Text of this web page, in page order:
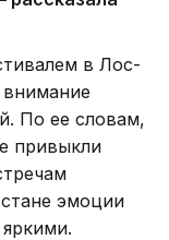
в Лос-
По ее словам,
привыкли
эмоции